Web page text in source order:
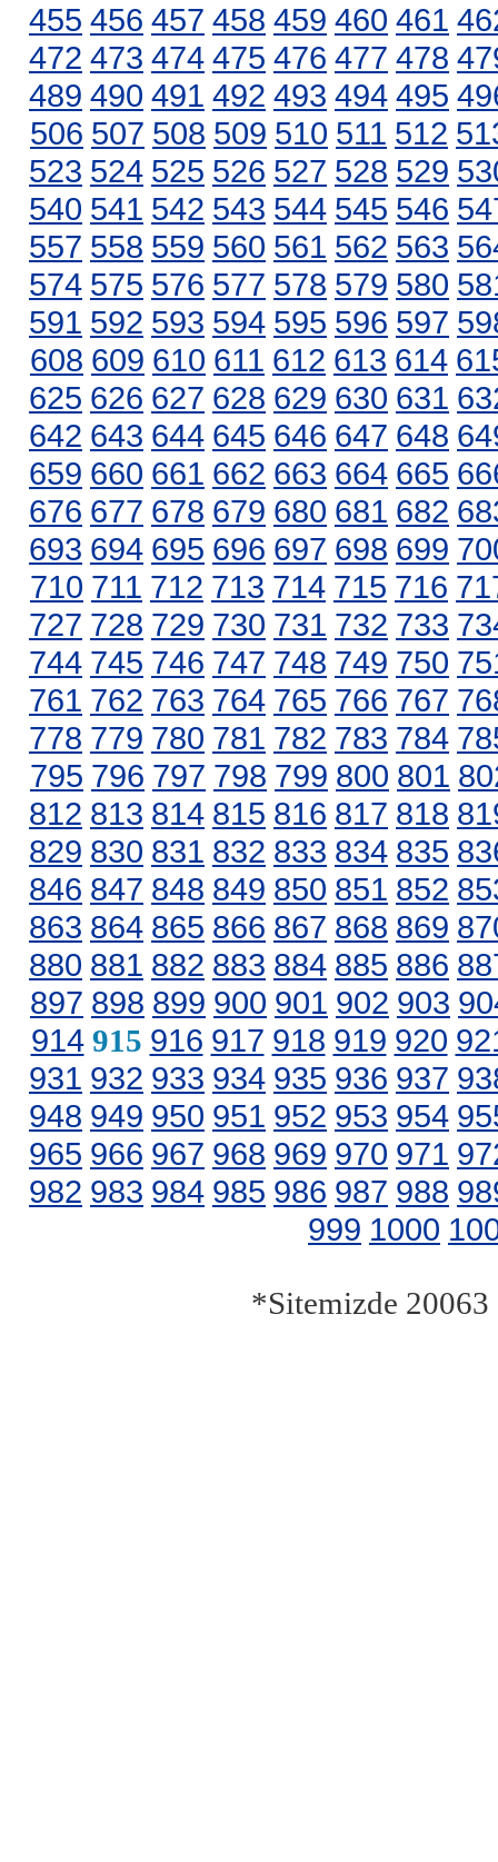
455 456 457 458 459 460 461
472 473 474 475 476 477 478
489 490 491 492 493 494 495
506 507 508 509 510 511 512
523 524 525 526 527 528 529
540 541 542 543 544 545 546
557 558 559 560 561 562 563
574 575 576 577 578 579 580
591 592 593 594 595 596 597
608 609 610 611 612 613 614
625 626 627 628 629 630 631
642 643 644 645 646 647 648
659 660 661 662 663 664 665
676 677 678 679 680 681 682
693 694 695 696 697 698 699
710 711 712 713 714 715 716
727 728 729 730 731 732 733
744 745 746 747 748 749 750
761 762 763 764 765 766 767
778 779 780 781 782 783 784
795 796 797 798 799 800 801
812 813 814 815 816 817 818
829 830 831 832 833 834 835
846 847 848 849 850 851 852
863 864 865 866 867 868 869
880 881 882 883 884 885 886
897 898 899 900 901 902 903
914915 916 917 918 919 920
931 932 933 934 935 936 937
948 949 950 951 952 953 954
965 966 967 968 969 970 971
982 983 984 985 986 987 988
999 1000
*Sitemizde 20063